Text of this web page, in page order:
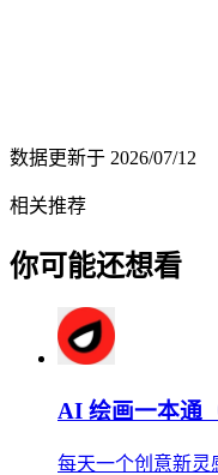
数据更新于 2026/07/12
相关推荐
你可能还想看
AI 绘画一本通
每天一个创意新灵